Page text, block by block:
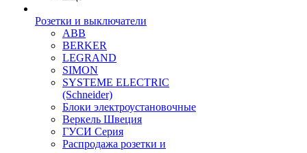
Розетки и выключатели
ABB
BERKER
LEGRAND
SIMON
SYSTEME ELECTRIC
(Schneider)
Блоки электроустановочные
Веркель Швеция
ГУСИ Серия
Распродажа розетки и